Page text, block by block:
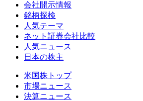
会社開示情報
銘柄探検
人気テーマ
ネット証券会社比較
人気ニュース
日本の株主
米国株トップ
市場ニュース
決算ニュース